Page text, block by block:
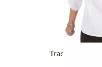
Traditional